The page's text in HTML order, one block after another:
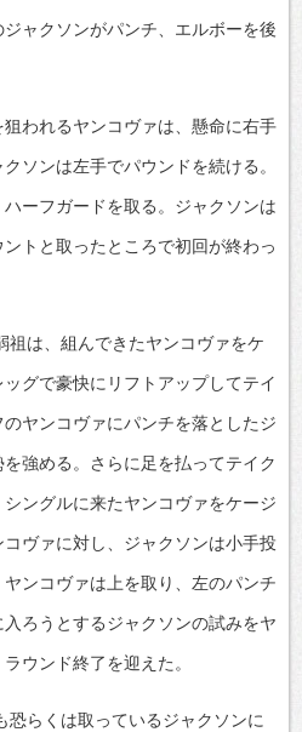
ャクソンがパンチ、エルボーを後
われるヤンコヴァは、懸命に右手
ソンは左手でパウンドを続ける。
ーフガードを取る。ジャクソンは
トと取ったところで初回が終わっ
祖は、組んできたヤンコヴァをケ
グで豪快にリフトアップしてテイ
ヤンコヴァにパンチを落としたジ
強める。さらに足を払ってテイク
ングルに来たヤンコヴァをケージ
ヴァに対し、ジャクソンは小手投
ンコヴァは上を取り、左のパンチ
ろうとするジャクソンの試みをヤ
ウンド終了を迎えた。
恐らくは取っているジャクソンに